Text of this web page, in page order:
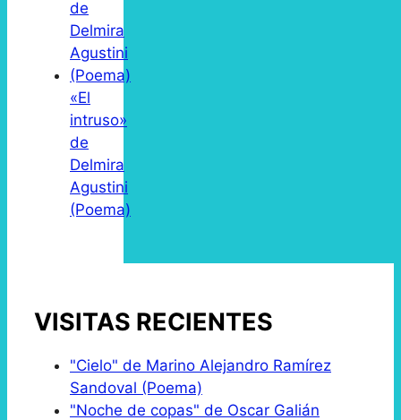
«El
intruso»
de
Delmira
Agustini
(Poema)
VISITAS RECIENTES
"Cielo" de Marino Alejandro Ramírez
Sandoval (Poema)
"Noche de copas" de Oscar Galián